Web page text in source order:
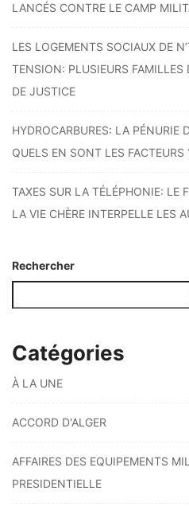
LANCÉS CONTRE LE CAMP
LES LOGEMENTS SOCIAUX DE
TENSION: PLUSIEURS FAMILLES
DE JUSTICE
HYDROCARBURES: LA PÉNURIE
QUELS EN SONT LES FACTEURS
TAXES SUR LA TÉLÉPHONIE: LE
LA VIE CHÈRE INTERPELLE LES
Rechercher
Catégories
À LA UNE
ACCORD D'ALGER
AFFAIRES DES EQUIPEMENTS
PRESIDENTIELLE